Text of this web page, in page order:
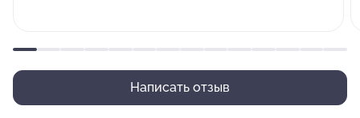
Написать отзыв